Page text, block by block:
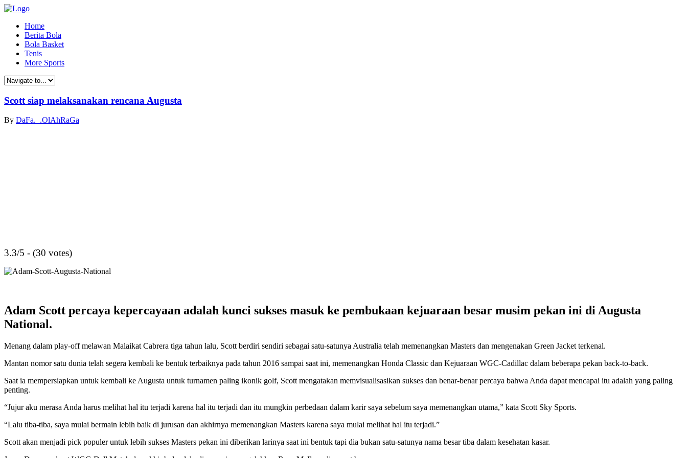
Home
Berita Bola
Bola Basket
Tenis
More Sports
Scott siap melaksanakan rencana Augusta
By DaFa._.OlAhRaGa
3.3/5 - (30 votes)
Adam Scott percaya kepercayaan adalah kunci sukses masuk ke pembukaan kejuaraan besar musim pekan ini di Augusta
National.
Menang dalam play-off melawan Malaikat Cabrera tiga tahun lalu, Scott berdiri sendiri sebagai satu-satunya Australia telah memenangkan Masters dan mengenakan Green Jacket terkenal.
Mantan nomor satu dunia telah segera kembali ke bentuk terbaiknya pada tahun 2016 sampai saat ini, memenangkan Honda Classic dan Kejuaraan WGC-Cadillac dalam beberapa pekan back-to-back.
Saat ia mempersiapkan untuk kembali ke Augusta untuk turnamen paling ikonik golf, Scott mengatakan memvisualisasikan sukses dan benar-benar percaya bahwa Anda dapat mencapai itu adalah yang paling
penting.
“Jujur aku merasa Anda harus melihat hal itu terjadi karena hal itu terjadi dan itu mungkin perbedaan dalam karir saya sebelum saya memenangkan utama,” kata Scott Sky Sports.
“Lalu tiba-tiba, saya mulai bermain lebih baik di jurusan dan akhirnya memenangkan Masters karena saya mulai melihat hal itu terjadi.”
Scott akan menjadi pick populer untuk lebih sukses Masters pekan ini diberikan larinya saat ini bentuk tapi dia bukan satu-satunya nama besar tiba dalam kesehatan kasar.